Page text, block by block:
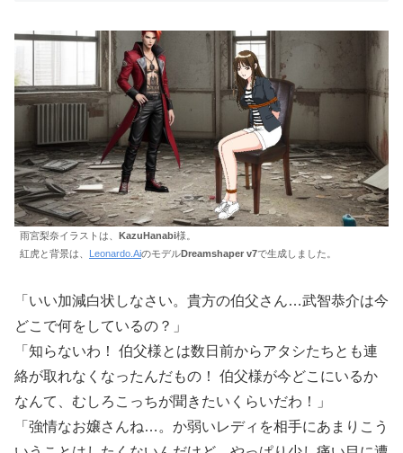
雨宮梨奈イラストは、 KazuHanabi様。
紅虎と背景は、
Leonardo.AiのモデルDreamshaper v7で生成しました。
「いい加減白状しなさい。貴方の伯父さん…武智恭介は今
どこで何をしているの？」
「知らないわ！ 伯父様とは数日前からアタシたちとも連
絡が取れなくなったんだもの！ 伯父様が今どこにいるか
なんて、むしろこっちが聞きたいくらいだわ！」
「強情なお嬢さんね…。か弱いレディを相手にあまりこう